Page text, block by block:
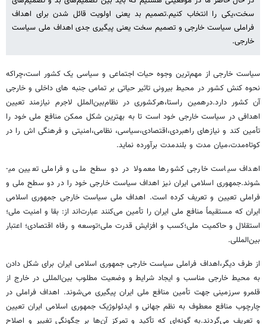
سخت،یکی را انتخاب کنیم.تصمیم بد یعنی اولویت قائل شدن برای اهداف
فراملی سیاست خارجی و تصمیم سخت یعنی پیگیری جدی اهداف ملی سیاست
خارجی.
سیاست خارجی از مهم‌ترین وجوه حیات اجتماعی و سیاسی یک کشور است،چراکه
نحوه کنش کشور در محیط بیرونی تاثیر حیاتی بر تمامی جنبه ­های داخلی و خارجی
آن کشور دارد.درهمین راستا،هرکشوری در نظام‌بین‌الملل لاجرم نیازمند تعیین
اهدافی در سیاست خارجی خود است تا به بهترین شکل ممکن منافع ملی خود را
تأمین کند و نیازهای راهبردی،اقتصادی،سیاسی، نظامی،امنیتی و فرهنگی اش را در
کوتاه‌مدت،میان مدت و بلندمدت برآورده نماید.
اهداف سیاست خارجی کشورها معمولا در دو سطح ملی و فراملی تعیین می­
شوند.جمهوری اسلامی ایران نیز اهداف سیاست خارجی خود را در دو سطح ملی و
فراملی تعیین و تعریف کرده است. اهداف ملی سیاست خارجی جمهوری اسلامی
ایران که مستقیماً منافع ملی ایران را تأمین می‌کنند عبارت‌اند ‌از: بقا و امنیت ملی؛
استقلال و حاکمیت ملی؛کسب و افزایش قدرت ملی؛توسعه و رفاه اقتصادی؛ اعتبار
بین‌المللی.
از طرف دیگر،اهداف فراملی سیاست خارجی جمهوری اسلامی ایران برای شکل دادن
به محیط خارجی مناسب و ایجاد شرایط و وضعیت مطلوب بین‌المللی در خارج از
قلمرو سرزمینی جهت تأمین منافع ملی ایران پیگیری می‌شوند. اهداف فراملی در
چارچوب منافع معطوف به نظم جهانی و ایدئولوژیک جمهوری اسلامی ایران تعیین
و تعریف می‌گردند.به گونه‌ای که تأکید و تمرکز آن‌ها بر چگونگی تغییر و اصلاح